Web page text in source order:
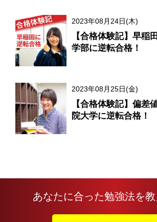
2023年08月24日(木)
【合格体験記】早稲
学部に逆転合格！
2023年08月25日(金)
【合格体験記】偏差
院大学に逆転合格！
あなたに合った勉強法を教